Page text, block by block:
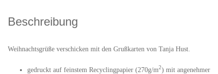
Beschreibung
Weihnachtsgrüße verschicken mit den Grußkarten von Tanja Hust.
gedruckt auf feinstem Recyclingpapier (270g/m2) mit angenehmer